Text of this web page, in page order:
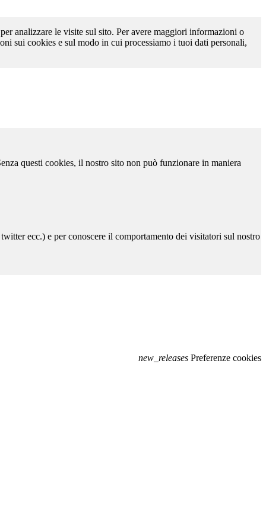
analizzare le visite sul sito. Per avere maggiori informazioni o
sui cookies e sul modo in cui processiamo i tuoi dati personali,
questi cookies, il nostro sito non può funzionare in maniera
ecc.) e per conoscere il comportamento dei visitatori sul nostro
new_releases Preferenze cookies